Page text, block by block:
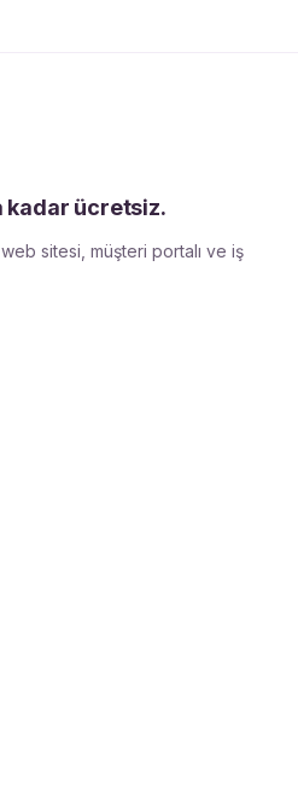
kadar ücretsiz.
web sitesi, müşteri portalı ve iş